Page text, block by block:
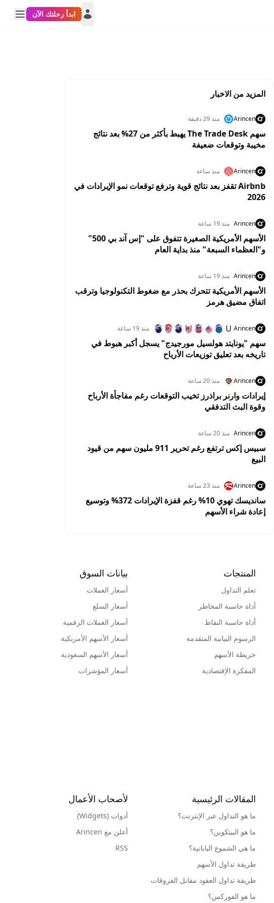
ابدأ رحلتك الآن
المزيد من الاخبار
Arincen منذ 29 دقيقة
سهم The Trade Desk يهبط بأكثر من 27% بعد نتائج
مخيبة وتوقعات ضعيفة
Arincen منذ ساعة
Airbnb تقفز بعد نتائج قوية وترفع توقعات نمو الإيرادات في
2026
Arincen منذ 19 ساعة
الأسهم الأمريكية الصغيرة تتفوق على "إس آند بي 500"
و"العظماء السبعة" منذ بداية العام
Arincen منذ 19 ساعة
الأسهم الأمريكية تتحرك بحذر مع ضغوط التكنولوجيا وترقب
اتفاق مضيق هرمز
Arincen
U منذ 19 ساعة
سهم "يونايتد هولسيل مورجيدج" يسجل أكبر هبوط في
تاريخه بعد تعليق توزيعات الأرباح
Arincen منذ 20 ساعة
إيرادات وارنر براذرز تخيب التوقعات رغم مفاجأة الأرباح
وقوة البث التدفقي
Arincen منذ 20 ساعة
سبيس إكس ترتفع رغم تحرير 911 مليون سهم من قيود
البيع
Arincen منذ 23 ساعة
سانديسك تهوي 10% رغم قفزة الإيرادات 372% وتوسيع
إعادة شراء الأسهم
المنتجات
تعلم التداول
أداة حاسبة المخاطر
أداة حاسبة النقاط
الرسوم البيانية المتقدمة
خريطة الأسهم
المفكرة الإقتصادية
بيانات السوق
أسعار العملات
أسعار السلع
أسعار العملات الرقمية
أسعار الأسهم الأمريكية
أسعار الأسهم السعودية
أسعار المؤشرات
المقالات الرئيسية
ما هو التداول عبر الإنترنت؟
ما هو البيتكوين؟
ما هي الشموع اليابانية؟
طريقة تداول الأسهم
طريقة تداول العقود مقابل الفروقات
ما هو الفوركس؟
لأصحاب الأعمال
أدوات (Widgets)
أعلن مع Arincen
RSS